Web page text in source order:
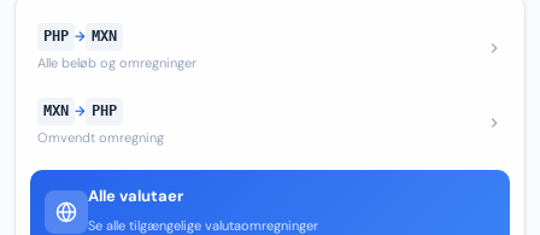
PHP → MXN
Alle beløb og omregninger
MXN → PHP
Omvendt omregning
Alle valutaer
Se alle tilgængelige valutaomregninger